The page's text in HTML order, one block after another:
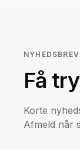
NYHEDSBREV
Få
Korte
Afmeld når